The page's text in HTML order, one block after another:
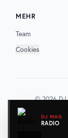
DJ MAG
RADIO
MEHR
Team
Cookies
©2026DJ